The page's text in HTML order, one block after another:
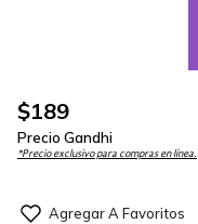
$189
Precio Gandhi
*Precio exclusivo para compras en línea.